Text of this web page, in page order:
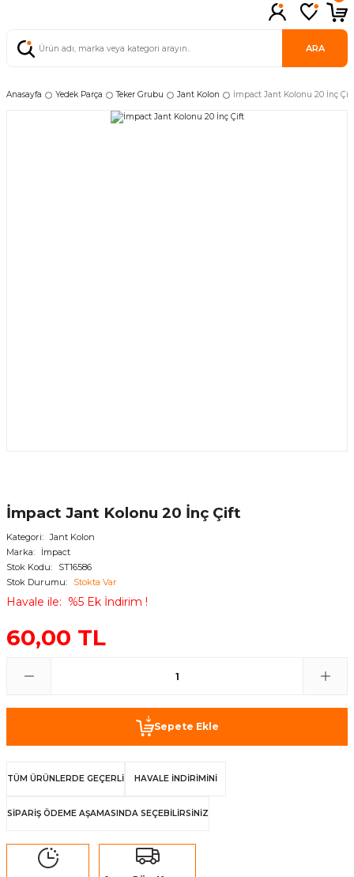
ARA
Anasayfa Yedek Parça Teker Grubu Jant Kolon İmpact Jant Kolonu 20 İnç Çift
İmpact Jant Kolonu 20 İnç Çift
Kategori
Jant Kolon
Marka
İmpact
Stok Kodu
ST16586
Stok Durumu
Stokta Var
Havale ile %5 Ek İndirim !
60,00 TL
Sepete Ekle
TÜM ÜRÜNLERDE GEÇERLİ HAVALE İNDİRİMİNİ
SİPARİŞ ÖDEME AŞAMASINDA SEÇEBİLİRSİNİZ